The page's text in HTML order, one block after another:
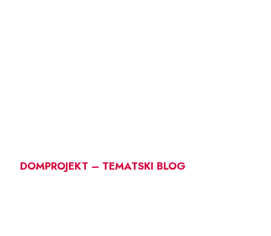
DOMPROJEKT – TEMATSKI BLOG